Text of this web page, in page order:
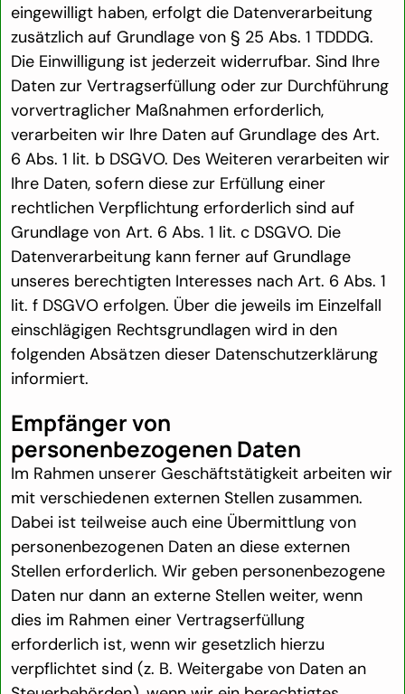
eingewilligt haben, erfolgt die Datenverarbeitung
zusätzlich auf Grundlage von § 25 Abs. 1 TDDDG.
Die Einwilligung ist jederzeit widerrufbar. Sind Ihre
Daten zur Vertragserfüllung oder zur Durchführung
vorvertraglicher Maßnahmen erforderlich,
verarbeiten wir Ihre Daten auf Grundlage des Art.
6 Abs. 1 lit. b DSGVO. Des Weiteren verarbeiten wir
Ihre Daten, sofern diese zur Erfüllung einer
rechtlichen Verpflichtung erforderlich sind auf
Grundlage von Art. 6 Abs. 1 lit. c DSGVO. Die
Datenverarbeitung kann ferner auf Grundlage
unseres berechtigten Interesses nach Art. 6 Abs. 1
lit. f DSGVO erfolgen. Über die jeweils im Einzelfall
einschlägigen Rechtsgrundlagen wird in den
folgenden Absätzen dieser Datenschutzerklärung
informiert.
Empfänger von
personenbezogenen Daten
Im Rahmen unserer Geschäftstätigkeit arbeiten wir
mit verschiedenen externen Stellen zusammen.
Dabei ist teilweise auch eine Übermittlung von
personenbezogenen Daten an diese externen
Stellen erforderlich. Wir geben personenbezogene
Daten nur dann an externe Stellen weiter, wenn
dies im Rahmen einer Vertragserfüllung
erforderlich ist, wenn wir gesetzlich hierzu
verpflichtet sind (z. B. Weitergabe von Daten an